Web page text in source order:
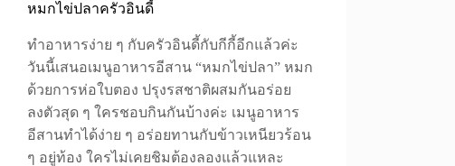
หมกไข่ปลาครัวอินดี้
ทำอาหารง่าย ๆ กับครัวอินดี้กับกีกี้อีกแล้วค่ะ
วันนี้เสนอเมนูอาหารอีสาน “หมกไข่ปลา” หมก
ด้วยการห่อใบตอง ปรุงรสชาติผสมกันอร่อย
ลงตัวสุด ๆ ใครชอบกินกันบ้างค่ะ เมนูอาหาร
อีสานทำได้ง่าย ๆ อร่อยทานกับข้าวเหนียวร้อน
ๆ อยู่ท้อง ใครไม่เคยชิมต้องลองแล้วแหละ